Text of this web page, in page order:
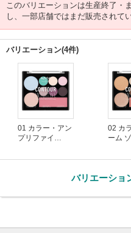
このバリエーションは生産終了・
し、一部店舗ではまだ販売されて
バリエーション(4件)
01 カラー・アン
プリファイ
02 カ
ーム
バリエーショ